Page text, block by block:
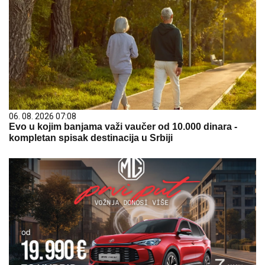
06. 08. 2026 07:08
Evo u kojim banjama važi vaučer od 10.000 dinara -
kompletan spisak destinacija u Srbiji